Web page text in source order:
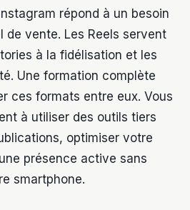
répond à un besoin
de vente. Les Reels servent
à la fidélisation et les
Une formation complète
ces formats entre eux. Vous
à utiliser des outils tiers
optimiser votre
présence active sans
smartphone.